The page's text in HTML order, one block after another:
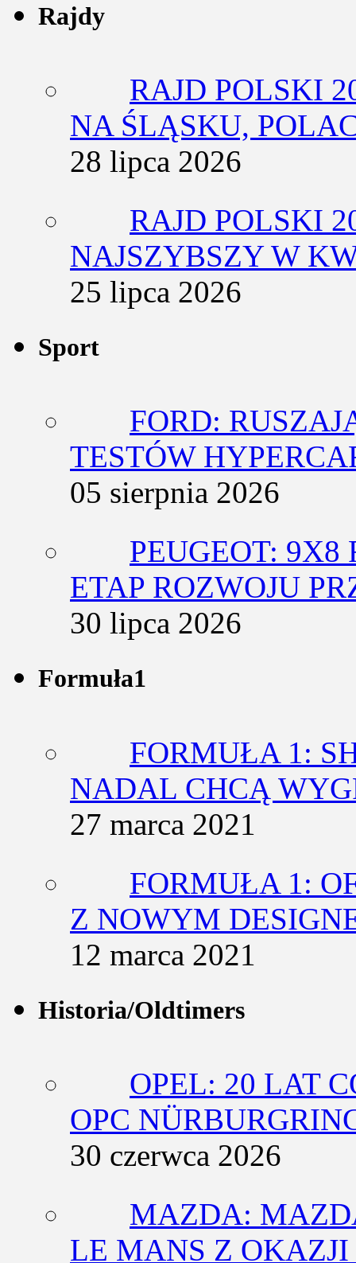
Rajdy
RAJD POLSKI
NA ŚLĄSKU,
28 lipca 2026
RAJD POLSKI
NAJSZYBSZY W
25 lipca 2026
Sport
FORD:
TESTÓW
05 sierpnia 2026
PEUGEOT: 9X8
ETAP ROZWOJU
30 lipca 2026
Formuła1
FORMUŁA 1:
NADAL CHCĄ
27 marca 2021
FORMUŁA 1:
Z NOWYM
12 marca 2021
Historia/Oldtimers
OPEL: 20 LAT
OPC
30 czerwca 2026
MAZDA:
LE MANS Z